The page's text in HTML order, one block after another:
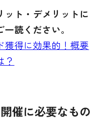
ト・デメリットに
読ください。
獲得に効果的！概要
？
催に必要なもの